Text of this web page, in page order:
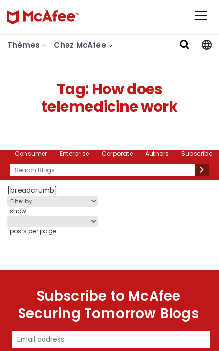
Thèmes Chez McAfee
Tag: How does
telemedicine work
Consumer Enterprise Corporate Authors
Subscribe
Search
[breadcrumb]
show
posts per page
Subscribe to McAfee
Securing Tomorrow Blogs